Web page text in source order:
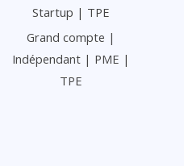
Startup | TPE
Grand compte |
Indépendant | PME |
TPE